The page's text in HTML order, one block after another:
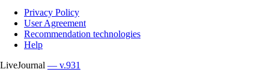
Privacy Policy
User Agreement
Recommendation technologies
Help
LiveJournal — v.931